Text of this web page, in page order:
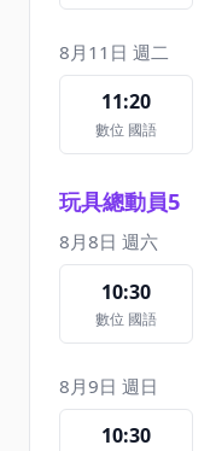
8月11日 週二
11:20
數位 國語
玩具總動員5
8月8日 週六
10:30
數位 國語
8月9日 週日
10:30